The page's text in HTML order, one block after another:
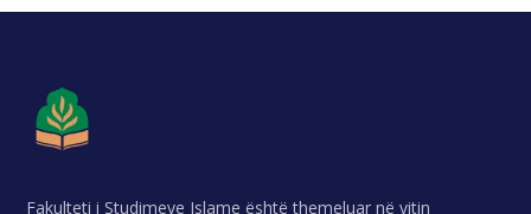
Fakulteti i Studimeve Islame është themeluar në vitin